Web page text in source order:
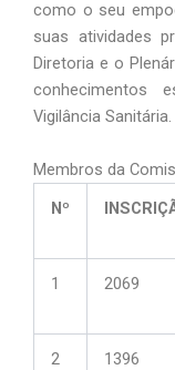
como o seu
suas atividades
Diretoria e o
conhecimentos
Vigilância Sanitária.
Membros da
Nº
1 2069
2 1396